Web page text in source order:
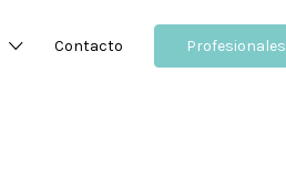
Contacto Profesionales